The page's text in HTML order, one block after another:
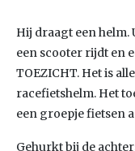
Hij draagt een helm.
een scooter rijdt en
TOEZICHT. Het is
racefietshelm. Het
een groepje fietsen
Gehurkt bij de